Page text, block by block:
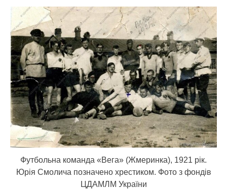
Футбольна команда «Вега» (Жмеринка), 1921 рік.
Юрія Смолича позначено хрестиком. Фото з фондів
ЦДАМЛМ України